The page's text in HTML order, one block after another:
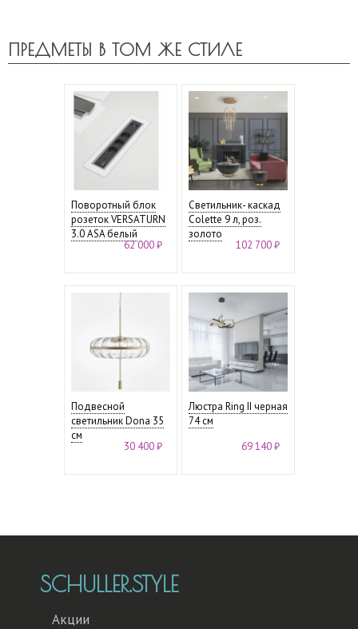
ПРЕДМЕТЫ В ТОМ ЖЕ СТИЛЕ
Поворотный блок
розеток VERSATURN
3.0 ASA белый
62 000 ₽
Светильник- каскад
Colette 9 л, роз.
золото
102 700 ₽
Подвесной
светильник Dona 35
см
30 400 ₽
Люстра Ring II черная
74 см
69 140 ₽
SCHULLER.STYLE
Акции